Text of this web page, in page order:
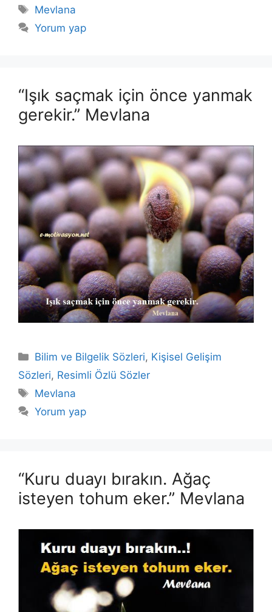
Etiketler
Mevlana
Yorum yap
“Işık saçmak için önce yanmak
gerekir.” Mevlana
Kategoriler
Bilim ve Bilgelik Sözleri, Kişisel Gelişim
Sözleri, Resimli Özlü Sözler
Etiketler
Mevlana
Yorum yap
“Kuru duayı bırakın. Ağaç
isteyen tohum eker.” Mevlana